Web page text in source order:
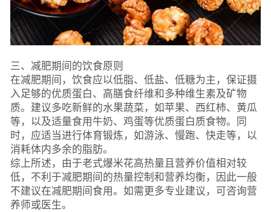
三、减肥期间的饮食原则
在减肥期间，饮食应以低脂、低盐、低糖为主，保证摄
入足够的优质蛋白、高膳食纤维和多种维生素及矿物
质。建议多吃新鲜的水果蔬菜，如苹果、西红柿、黄瓜
等，以及适量食用牛奶、鸡蛋等优质蛋白质食物。同
时，应适当进行体育锻炼，如游泳、慢跑、快走等，以
消耗体内多余的脂肪。
综上所述，由于老式爆米花高热量且营养价值相对较
低，不利于减肥期间的热量控制和营养均衡，因此一般
不建议在减肥期间食用。如需更多专业建议，可咨询营
养师或医生。